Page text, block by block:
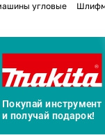
угловые
на части
График